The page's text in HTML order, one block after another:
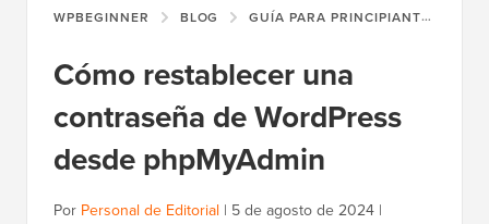
WPBEGINNER BLOG GUÍA PARA PRINCIPIANTES
Cómo restablecer una
contraseña de WordPress
desde phpMyAdmin
Por Personal de Editorial | 5 de agosto de 2024 |